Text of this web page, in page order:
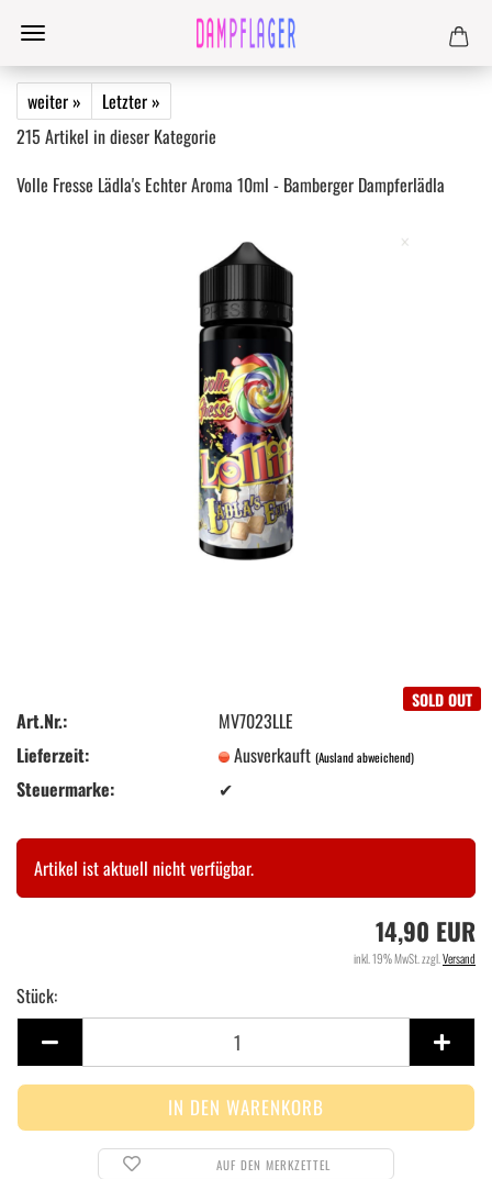
weiter »
Letzter »
215 Artikel in dieser Kategorie
Volle Fresse Lädla's Echter Aroma 10ml - Bamberger Dampferlädla
SOLD OUT
Art.Nr.:
MV7023LLE
Lieferzeit:
Ausverkauft(Ausland abweichend)
Steuermarke: ✔
Artikel ist aktuell nicht verfügbar.
14,90 EUR
inkl. 19% MwSt. zzgl. Versand
Stück:
Stück
AUF DEN MERKZETTEL